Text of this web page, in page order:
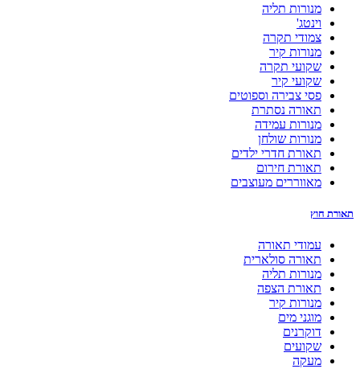
מנורות תליה
וינטג'
צמודי תקרה
מנורות קיר
שקועי תקרה
שקועי קיר
פסי צבירה וספוטים
תאורה נסתרת
מנורות עמידה
מנורות שולחן
תאורת חדרי ילדים
תאורת חירום
מאווררים מעוצבים
תאורת חוץ
עמודי תאורה
תאורה סולארית
מנורות תליה
תאורת הצפה
מנורות קיר
מוגני מים
דוקרנים
שקועים
מעקה